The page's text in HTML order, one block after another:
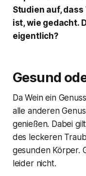
Studien auf,
ist, wie gedacht.
eigentlich?
Gesund
Da Wein ein
alle anderen
genießen. Dabei
des leckeren
gesunden Körper.
leider nicht.